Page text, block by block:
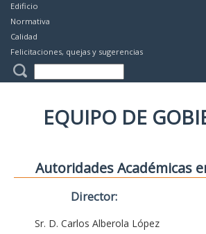
Edificio
Normativa
Calidad
Felicitaciones, quejas y sugerencias
EQUIPO DE
Autoridades Académicas
Director:
Sr. D. Carlos Alberola López